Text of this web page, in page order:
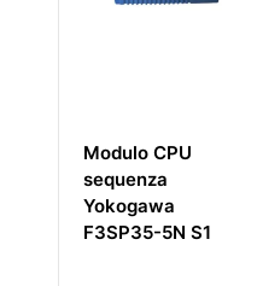
Yokogawa
SDV144-S13